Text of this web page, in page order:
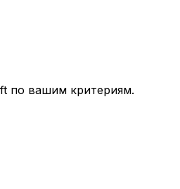
по вашим критериям.